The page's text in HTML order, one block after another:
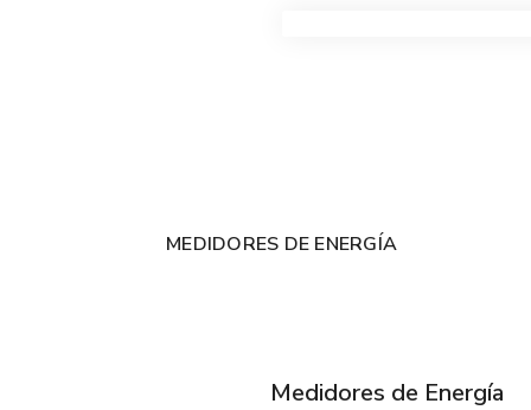
MEDIDORES DE ENERGÍA
Medidores de Energía